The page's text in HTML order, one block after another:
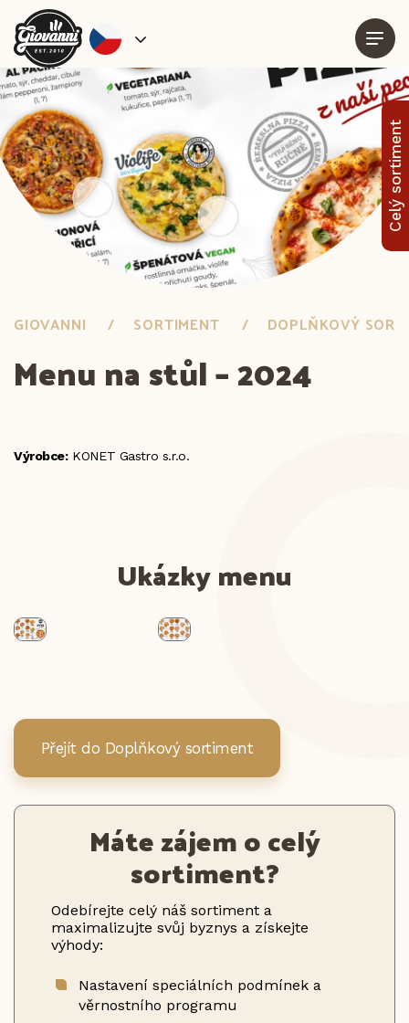
Celý sortiment
GIOVANNI SORTIMENT DOPLŇKOVÝ
Menu na stůl – 2024
Výrobce:KONET Gastro s.r.o.
Ukázky menu
Přejít do Doplňkový sortiment
Máte zájem o celý
sortiment?
Odebírejte celý náš sortiment a
maximalizujte svůj byznys a získejte
výhody:
Nastavení speciálních podmínek a
věrnostního programu